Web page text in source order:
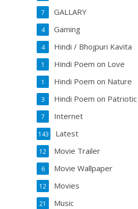
GALLARY
7
Gaming
4
Hindi / Bhojpuri Kavita
4
Hindi Poem on Love
1
Hindi Poem on Nature
1
Hindi Poem on Patriotic
3
Internet
7
Latest
143
Movie Trailer
12
Movie Wallpaper
6
Movies
12
Music
21